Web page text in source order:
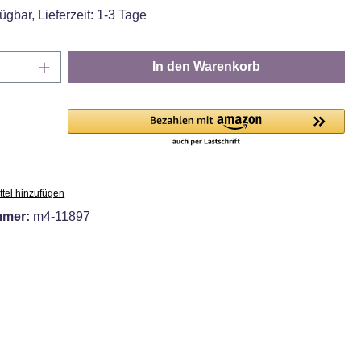
Lieferzeit: 1-3 Tage
Anzahl: Gib den gewünschten Wert ein
In den Warenkorb
hinzufügen
m4-11897